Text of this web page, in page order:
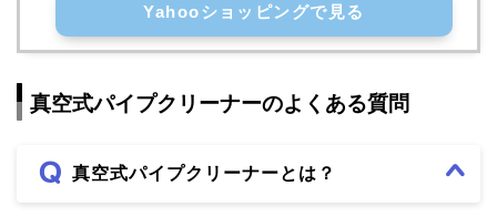
Yahooショッピングで見る
真空式パイプクリーナーのよくある質問
真空式パイプクリーナーとは？